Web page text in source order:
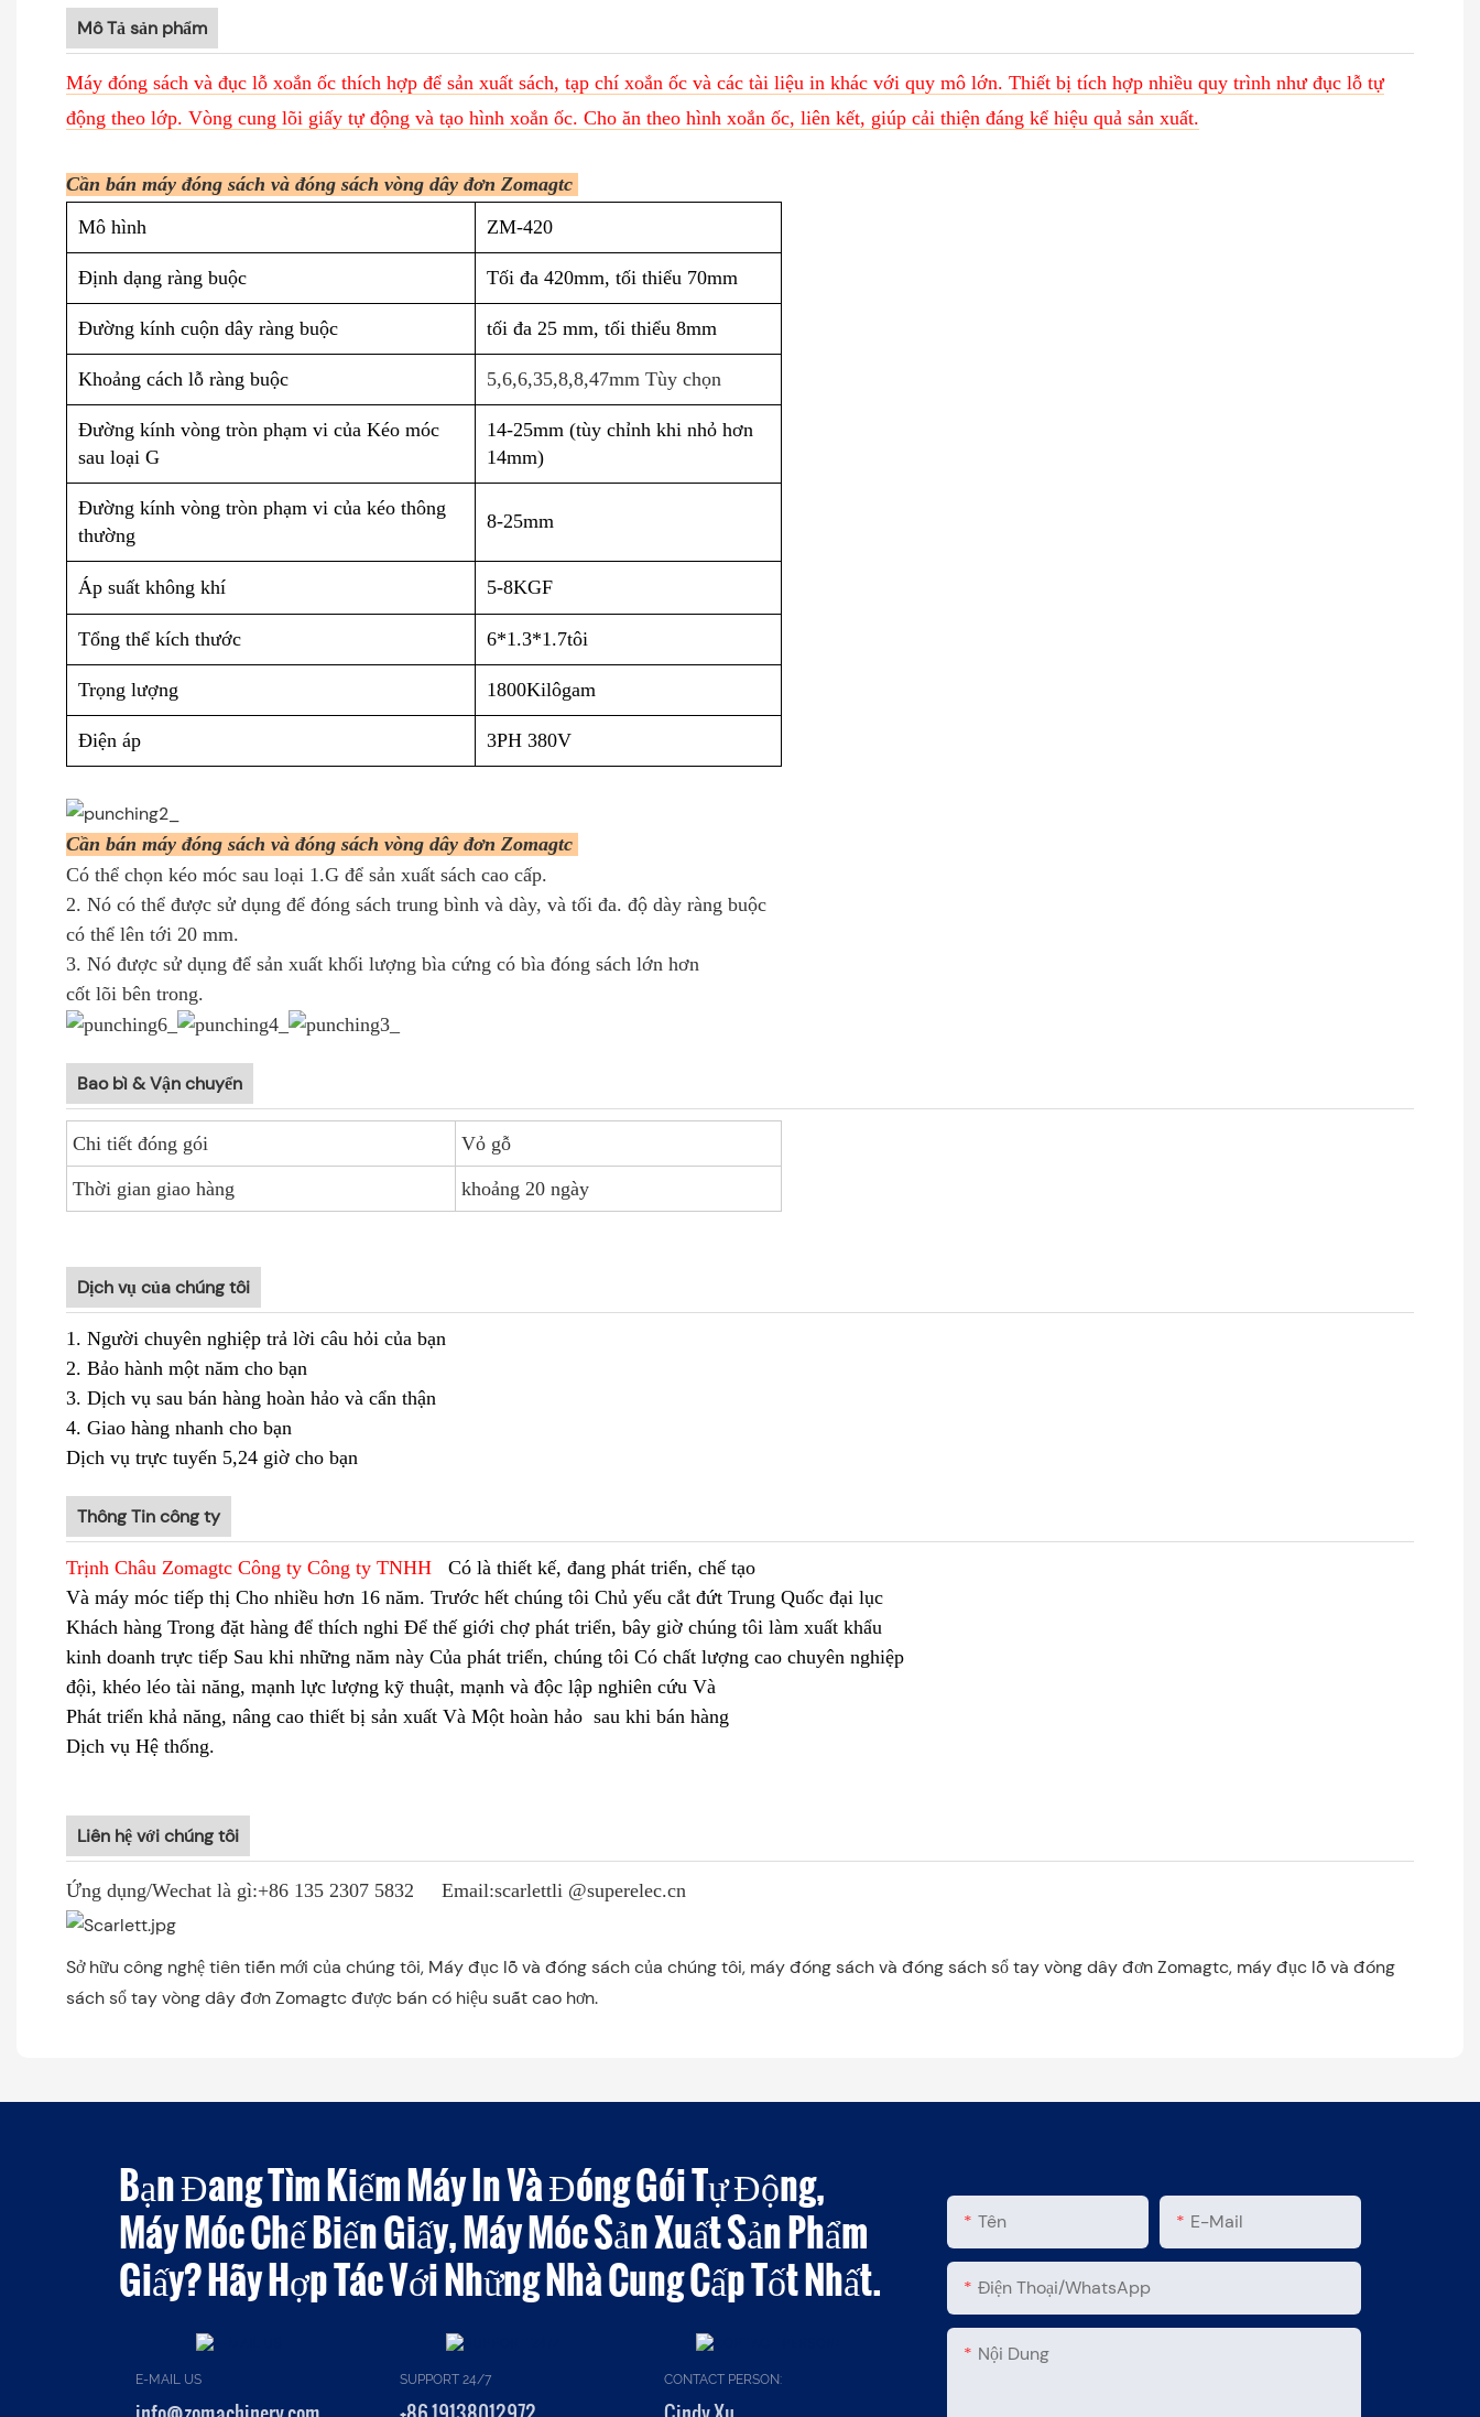
Mô Tả sản phẩm
Máy đóng sách và đục lỗ xoắn ốc thích hợp để sản xuất sách, tạp chí xoắn ốc và các tài liệu in khác với quy mô lớn. Thiết bị tích hợp nhiều quy trình như đục lỗ tự
động theo lớp. Vòng cung lõi giấy tự động và tạo hình xoắn ốc. Cho ăn theo hình xoắn ốc, liên kết, giúp cải thiện đáng kể hiệu quả sản xuất.
Cần bán máy đóng sách và đóng sách vòng dây đơn Zomagtc
Mô hình
ZM-420
Định dạng ràng buộc Tối đa 420mm, tối thiểu 70mm
Đường kính cuộn dây ràng buộc tối đa 25 mm, tối thiểu 8mm
Khoảng cách lỗ ràng buộc 5,6,6,35,8,8,47mm Tùy chọn
Đường kính vòng tròn phạm vi của Kéo móc
sau loại G
14-25mm (tùy chỉnh khi nhỏ hơn
14mm)
Đường kính vòng tròn phạm vi của kéo thông
thường
8-25mm
Áp suất không khí 5-8KGF
Tổng thể kích thước 6*1.3*1.7tôi
Trọng lượng 1800Kilôgam
Điện áp 3PH 380V
Cần bán máy đóng sách và đóng sách vòng dây đơn Zomagtc
Có thể chọn kéo móc sau loại 1.G để sản xuất sách cao cấp.
2. Nó có thể được sử dụng để đóng sách trung bình và dày, và tối đa. độ dày ràng buộc
có thể lên tới 20 mm.
3. Nó được sử dụng để sản xuất khối lượng bìa cứng có bìa đóng sách lớn hơn
cốt lõi bên trong.
Bao bì & Vận chuyển
Chi tiết đóng gói Vỏ gỗ
Thời gian giao hàng khoảng 20 ngày
Dịch vụ của chúng tôi
1. Người chuyên nghiệp trả lời câu hỏi của bạn
2. Bảo hành một năm cho bạn
3. Dịch vụ sau bán hàng hoàn hảo và cẩn thận
4. Giao hàng nhanh cho bạn
Dịch vụ trực tuyến 5,24 giờ cho bạn
Thông Tin công ty
Trịnh Châu Zomagtc Công ty Công ty TNHH
Có là thiết kế, đang phát triển, chế tạo
Và máy móc tiếp thị Cho nhiều hơn 16 năm. Trước hết chúng tôi Chủ yếu cắt đứt Trung Quốc đại lục
Khách hàng Trong đặt hàng để thích nghi Để thế giới chợ phát triển, bây giờ chúng tôi làm xuất khẩu
kinh doanh trực tiếp Sau khi những năm này Của phát triển, chúng tôi Có chất lượng cao chuyên nghiệp
đội, khéo léo tài năng, mạnh lực lượng kỹ thuật, mạnh và độc lập nghiên cứu Và
Phát triển khả năng, nâng cao thiết bị sản xuất Và Một hoàn hảo sau khi bán hàng
Dịch vụ Hệ thống.
Liên hệ với chúng tôi
Ứng dụng/Wechat là gì:+86 135 2307 5832 Email:scarlettli @superelec.cn
Sở hữu công nghệ tiên tiến mới của chúng tôi, Máy đục lỗ và đóng sách của chúng tôi, máy đóng sách và đóng sách sổ tay vòng dây đơn Zomagtc, máy đục lỗ và đóng
sách sổ tay vòng dây đơn Zomagtc được bán có hiệu suất cao hơn.
Bạn Đang Tìm Kiếm Máy In Và Đóng Gói Tự Động,
Máy Móc Chế Biến Giấy, Máy Móc Sản Xuất Sản Phẩm
Giấy? Hãy Hợp Tác Với Những Nhà Cung Cấp Tốt Nhất.
E-MAIL US SUPPORT 24/7 CONTACT PERSON:
Tên E-Mail
Điện Thoại/WhatsApp
Nội Dung